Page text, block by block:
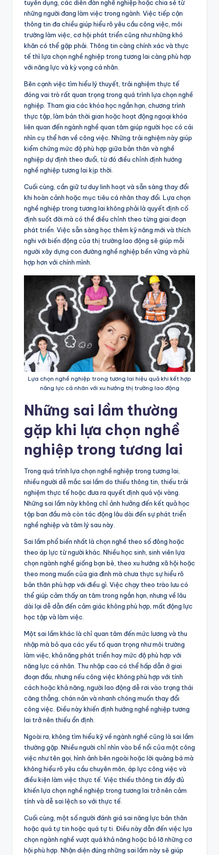
tuyển dụng, các diễn đàn nghề nghiệp hoặc chia sẻ từ
những người đang làm việc trong ngành. Việc tiếp cận
thông tin đa chiều giúp hiểu rõ yêu cầu công việc, môi
trường làm việc, cơ hội phát triển cũng như những khó
khăn có thể gặp phải. Thông tin càng chính xác và thực
tế thì lựa chọn nghề nghiệp trong tương lai càng phù hợp
với năng lực và kỳ vọng cá nhân.
Bên cạnh việc tìm hiểu lý thuyết, trải nghiệm thực tế
đóng vai trò rất quan trọng trong quá trình lựa chọn nghề
nghiệp. Tham gia các khóa học ngắn hạn, chương trình
thực tập, làm bán thời gian hoặc hoạt động ngoại khóa
liên quan đến ngành nghề quan tâm giúp người học có cái
nhìn cụ thể hơn về công việc. Những trải nghiệm này giúp
kiểm chứng mức độ phù hợp giữa bản thân và nghề
nghiệp dự định theo đuổi, từ đó điều chỉnh định hướng
nghề nghiệp tương lai kịp thời.
Cuối cùng, cần giữ tư duy linh hoạt và sẵn sàng thay đổi
khi hoàn cảnh hoặc mục tiêu cá nhân thay đổi. Lựa chọn
nghề nghiệp trong tương lai không phải là quyết định cố
định suốt đời mà có thể điều chỉnh theo từng giai đoạn
phát triển. Việc sẵn sàng học thêm kỹ năng mới và thích
nghi với biến động của thị trường lao động sẽ giúp mỗi
người xây dựng con đường nghề nghiệp bền vững và phù
hợp hơn với chính mình.
Lựa chọn nghề nghiệp trong tương lai hiệu quả khi kết hợp
năng lực cá nhân với xu hướng thị trường lao động
Những sai lầm thường
gặp khi lựa chọn nghề
nghiệp trong tương lai
Trong quá trình lựa chọn nghề nghiệp trong tương lai,
nhiều người dễ mắc sai lầm do thiếu thông tin, thiếu trải
nghiệm thực tế hoặc đưa ra quyết định quá vội vàng.
Những sai lầm này không chỉ ảnh hưởng đến kết quả học
tập ban đầu mà còn tác động lâu dài đến sự phát triển
nghề nghiệp và tâm lý sau này.
Sai lầm phổ biến nhất là chọn nghề theo số đông hoặc
theo áp lực từ người khác. Nhiều học sinh, sinh viên lựa
chọn ngành nghề giống bạn bè, theo xu hướng xã hội hoặc
theo mong muốn của gia đình mà chưa thực sự hiểu rõ
bản thân phù hợp với điều gì. Việc chạy theo trào lưu có
thể giúp cảm thấy an tâm trong ngắn hạn, nhưng về lâu
dài lại dễ dẫn đến cảm giác không phù hợp, mất động lực
học tập và làm việc.
Một sai lầm khác là chỉ quan tâm đến mức lương và thu
nhập mà bỏ qua các yếu tố quan trọng như môi trường
làm việc, khả năng phát triển hay mức độ phù hợp với
năng lực cá nhân. Thu nhập cao có thể hấp dẫn ở giai
đoạn đầu, nhưng nếu công việc không phù hợp với tính
cách hoặc khả năng, người lao động dễ rơi vào trạng thái
căng thẳng, chán nản và nhanh chóng muốn thay đổi
công việc. Điều này khiến định hướng nghề nghiệp tương
lai trở nên thiếu ổn định.
Ngoài ra, không tìm hiểu kỹ về ngành nghề cũng là sai lầm
thường gặp. Nhiều người chỉ nhìn vào bề nổi của một công
việc như tên gọi, hình ảnh bên ngoài hoặc lời quảng bá mà
không hiểu rõ yêu cầu chuyên môn, áp lực công việc và
điều kiện làm việc thực tế. Việc thiếu thông tin đầy đủ
khiến lựa chọn nghề nghiệp trong tương lai trở nên cảm
tính và dễ sai lệch so với thực tế.
Cuối cùng, một số người đánh giá sai năng lực bản thân
hoặc quá tự tin hoặc quá tự ti. Điều này dẫn đến việc lựa
chọn ngành nghề vượt quá khả năng hoặc bỏ lỡ những cơ
hội phù hợp. Nhận diện đúng những sai lầm này sẽ giúp